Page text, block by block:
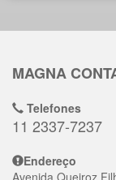
MAGNA
Telefones
11 2337-7237
Endereço
Avenida Queiroz